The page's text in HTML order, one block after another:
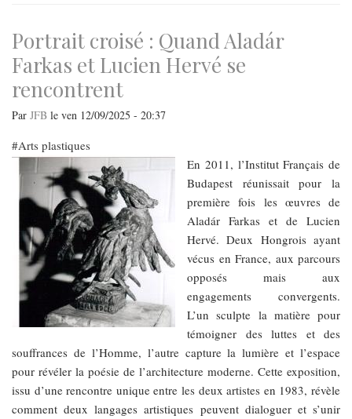
Portrait croisé : Quand Aladár
Farkas et Lucien Hervé se
rencontrent
Par JFB le ven 12/09/2025 - 20:37
Arts plastiques
En 2011, l’Institut Français de
Budapest réunissait pour la
première fois les œuvres de
Aladár Farkas et de Lucien
Hervé. Deux Hongrois ayant
vécus en France, aux parcours
opposés mais aux
engagements convergents.
L’un sculpte la matière pour
témoigner des luttes et des
souffrances de l’Homme, l’autre capture la lumière et l’espace
pour révéler la poésie de l’architecture moderne. Cette exposition,
issu d’une rencontre unique entre les deux artistes en 1983, révèle
comment deux langages artistiques peuvent dialoguer et s’unir